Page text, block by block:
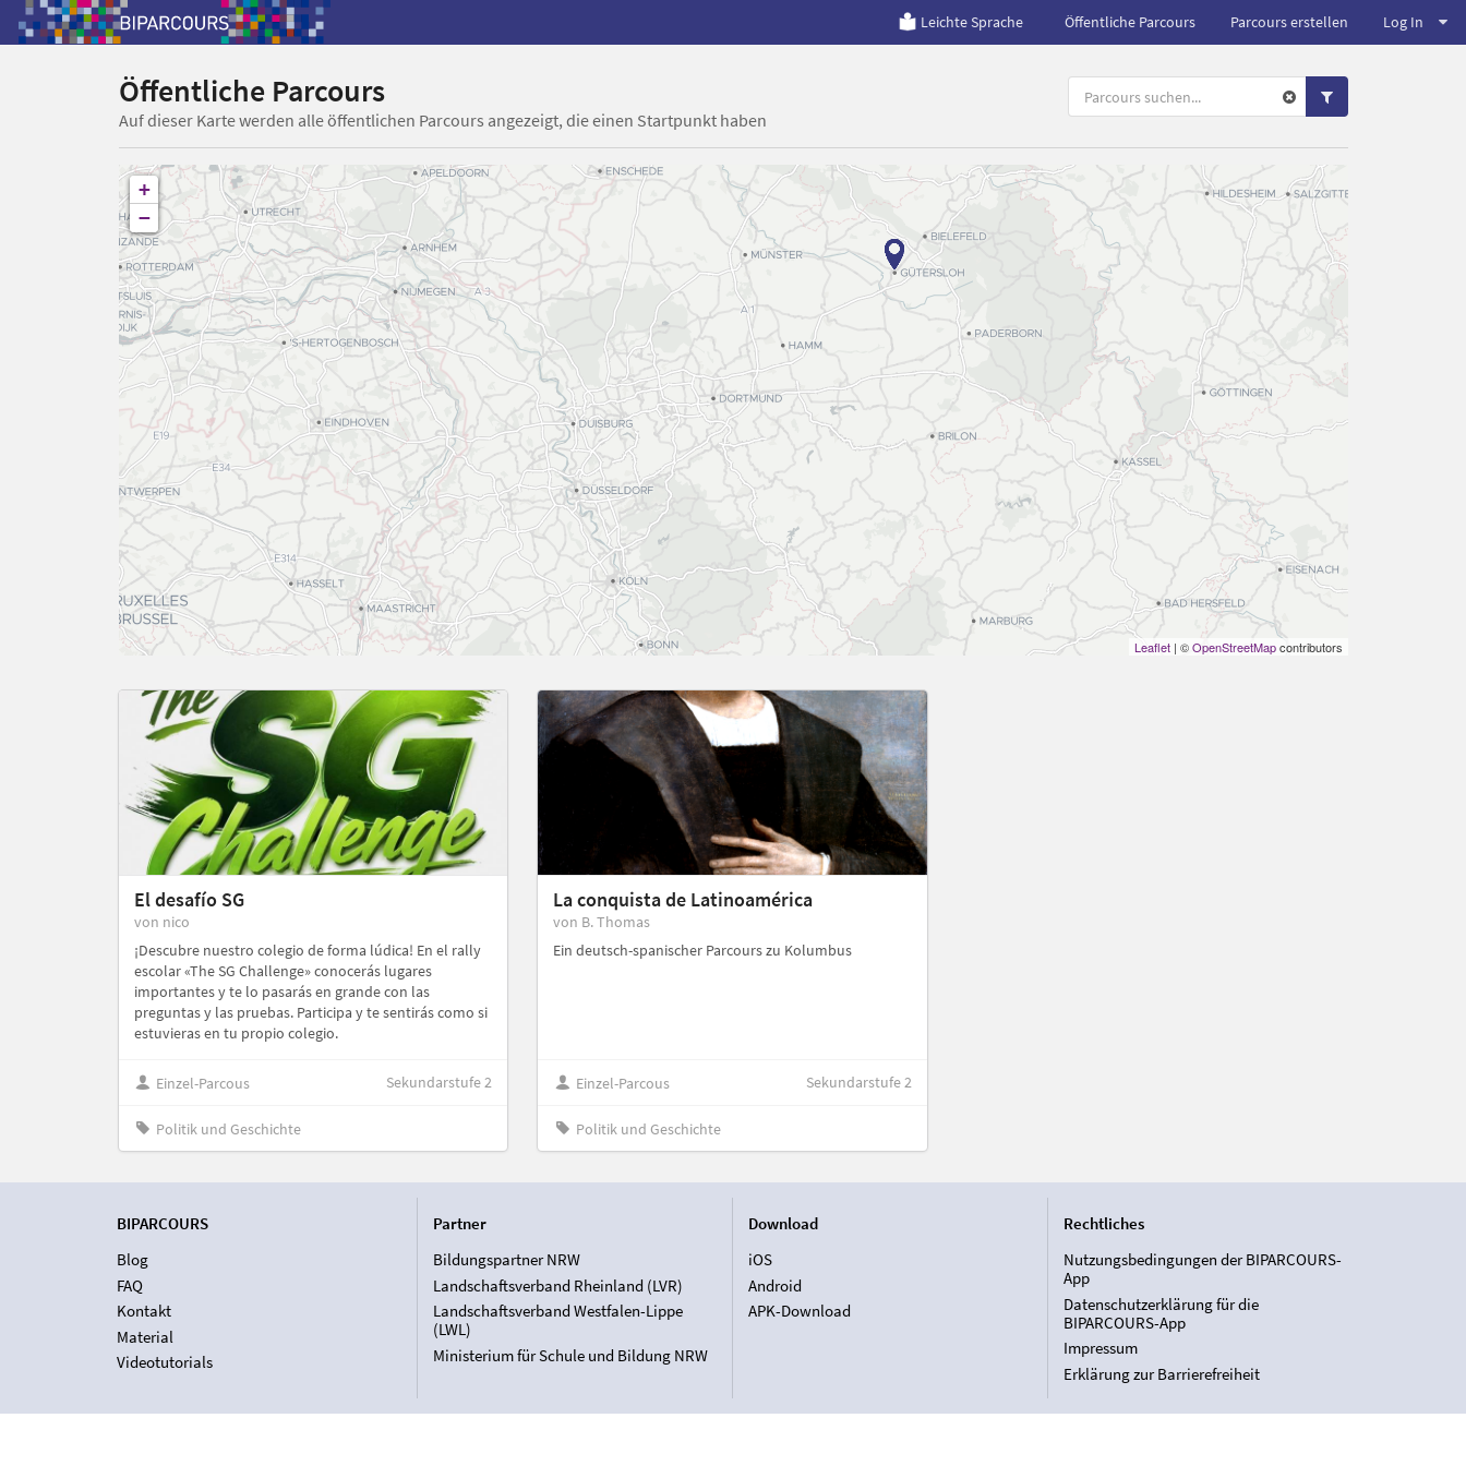
Leichte Sprache Öffentliche Parcours Parcours erstellen Log In
Öffentliche Parcours
Auf dieser Karte werden alle öffentlichen Parcours angezeigt, die einen Startpunkt haben
+
−
Leaflet| ©OpenStreetMapcontributors
El desafío SG
von nico
¡Descubre nuestro colegio de forma lúdica! En el rally
escolar «The SG Challenge» conocerás lugares
importantes y te lo pasarás en grande con las
preguntas y las pruebas. Participa y te sentirás como si
estuvieras en tu propio colegio.
Einzel-Parcous Sekundarstufe 2
Politik und Geschichte
La conquista de Latinoamérica
von B. Thomas
Ein deutsch-spanischer Parcours zu Kolumbus
Einzel-Parcous Sekundarstufe 2
Politik und Geschichte
BIPARCOURS
Blog
FAQ
Kontakt
Material
Videotutorials
Partner
Bildungspartner NRW
Landschaftsverband Rheinland (LVR)
Landschaftsverband Westfalen-Lippe
(LWL)
Ministerium für Schule und Bildung NRW
Download
iOS
Android
APK-Download
Rechtliches
Nutzungsbedingungen der BIPARCOURS-
App
Datenschutzerklärung für die
BIPARCOURS-App
Impressum
Erklärung zur Barrierefreiheit